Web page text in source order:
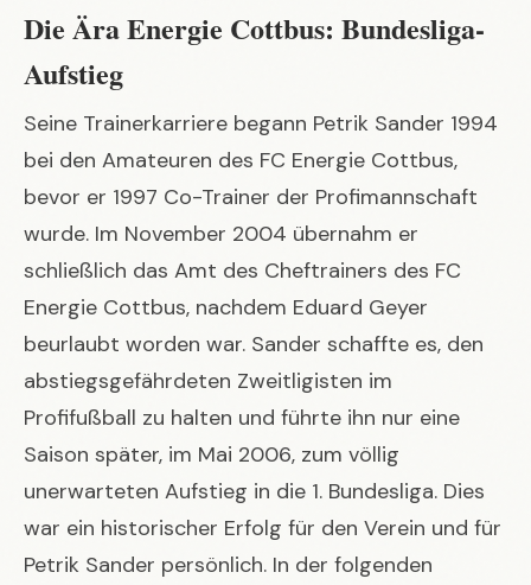
Die Ära Energie Cottbus: Bundesliga-
Aufstieg
Seine Trainerkarriere begann Petrik Sander 1994
bei den Amateuren des FC Energie Cottbus,
bevor er 1997 Co-Trainer der Profimannschaft
wurde. Im November 2004 übernahm er
schließlich das Amt des Cheftrainers des FC
Energie Cottbus, nachdem Eduard Geyer
beurlaubt worden war. Sander schaffte es, den
abstiegsgefährdeten Zweitligisten im
Profifußball zu halten und führte ihn nur eine
Saison später, im Mai 2006, zum völlig
unerwarteten Aufstieg in die 1. Bundesliga. Dies
war ein historischer Erfolg für den Verein und für
Petrik Sander persönlich. In der folgenden